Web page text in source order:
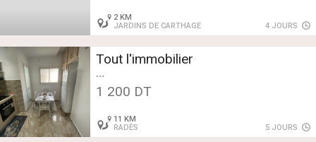
2 KM
JARDINS DE CARTHAGE
4 JOURS
Tout l'immobilier
Location - Appartement - Ben
Arous
Appartement moderne à Radès –
Wi-Fi, climatisation et chauffage
1 200 DT
11 KM
RADÈS
5 JOURS